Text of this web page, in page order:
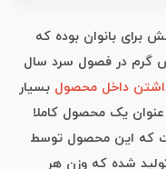
برای بانوان بوده که
گرم در فصول سرد سال
داخل محصول بسیار
یک محصول کاملا
که این محصول توسط
شده که وزن هر